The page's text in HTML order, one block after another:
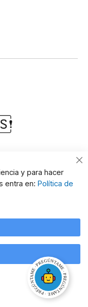
y para hacer
entra en: Política de